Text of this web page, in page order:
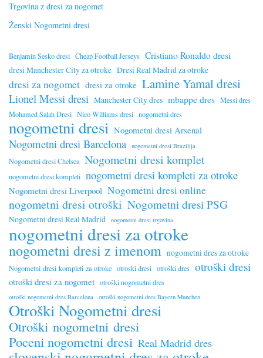
Trgovina z dresi za nogomet
Ženski Nogometni dresi
Benjamin Sesko dresi Cheap Football Jerseys Cristiano Ronaldo dresi
dresi Manchester City za otroke Dresi Real Madrid za otroke
dresi za nogomet dresi za otroke Lamine Yamal dresi
Lionel Messi dresi Manchester City dres mbappe dres Messi dres
Mohamed Salah Dresi Nico Williams dresi nogometni dres
nogometni dresi Nogometni dresi Arsenal
Nogometni dresi Barcelona nogometni dresi Brazilija
Nogometni dresi Chelsea Nogometni dresi komplet
nogometni dresi kompleti nogometni dresi kompleti za otroke
Nogometni dresi Liverpool Nogometni dresi online
nogometni dresi otroški Nogometni dresi PSG
Nogometni dresi Real Madrid nogometni dresi trgovina
nogometni dresi za otroke
nogometni dresi z imenom nogometni dres za otroke
Nogometni dresi kompleti za otroke otroski dresi otroški dres otroški dresi
otroški dresi za nogomet otroški nogometni dres
otroški nogometni dres Barcelona otroški nogometni dres Bayern Munchen
Otroški Nogometni dresi
Otroški nogometni dresi
Poceni nogometni dresi Real Madrid dres